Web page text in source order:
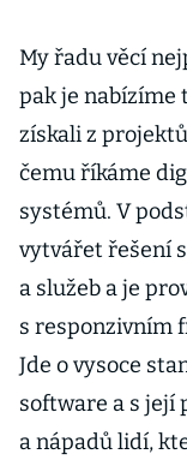
My řadu věcí
pak je nabízíme
získali z
čemu říkáme
systémů. V
vytvářet řešení
a služeb a je
s responzivním
Jde o vysoce
software a s její
a nápadů lidí,